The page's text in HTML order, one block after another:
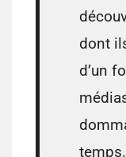
dont
d’un
temps.